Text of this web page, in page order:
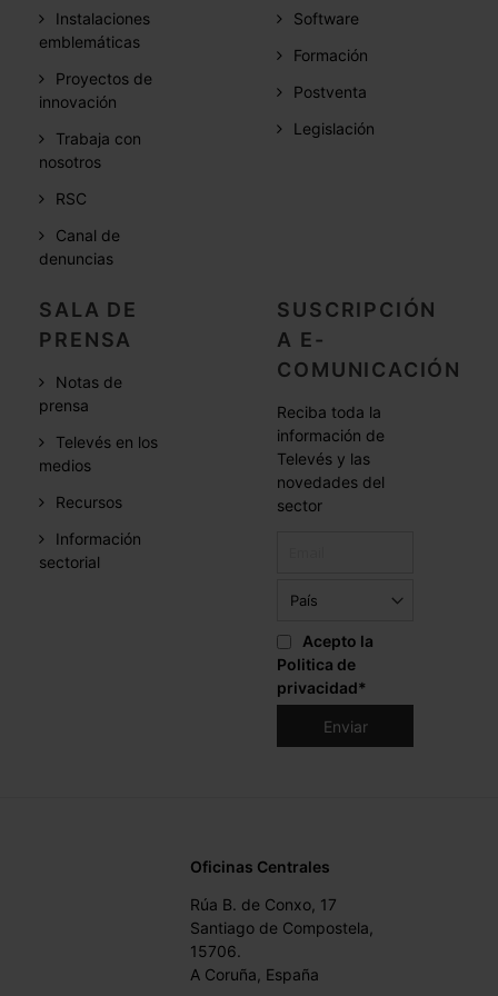
Instalaciones
emblemáticas
Proyectos de
innovación
Trabaja con
nosotros
RSC
Canal de
denuncias
Software
Formación
Postventa
Legislación
SALA DE
PRENSA
Notas de
prensa
Televés en los
medios
Recursos
Información
sectorial
SUSCRIPCIÓN
A E-
COMUNICACIÓN
Reciba toda la
información de
Televés y las
novedades del
sector
Acepto la
Politica de
privacidad*
Oficinas Centrales
Rúa B. de Conxo, 17
Santiago de Compostela,
15706.
A Coruña, España